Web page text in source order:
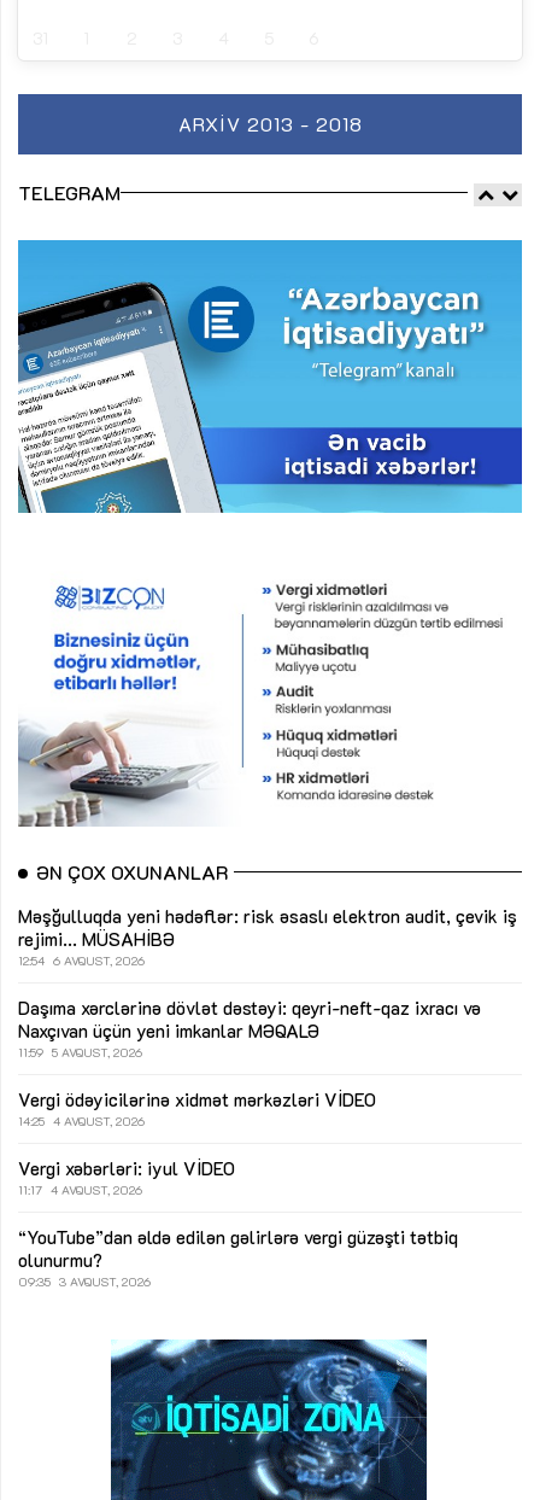
ARXIV 2013 - 2018
TELEGRAM
ƏN ÇOX OXUNANLAR
Məşğulluqda yeni hədəflər: risk əsaslı elektron audit, çevik iş
rejimi... MÜSAHİBƏ
12:54 6 AVQUST, 2026
Daşıma xərclərinə dövlət dəstəyi: qeyri-neft-qaz ixracı və
Naxçıvan üçün yeni imkanlar MƏQALƏ
11:59 5 AVQUST, 2026
Vergi ödəyicilərinə xidmət mərkəzləri VİDEO
14:25 4 AVQUST, 2026
Vergi xəbərləri: iyul VİDEO
11:17 4 AVQUST, 2026
“YouTube”dan əldə edilən gəlirlərə vergi güzəşti tətbiq
olunurmu?
09:35 3 AVQUST, 2026